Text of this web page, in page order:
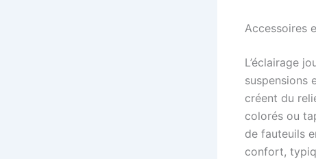
Accessoires
L’éclairage
suspensions
créent du
colorés ou
de fauteuils
confort,